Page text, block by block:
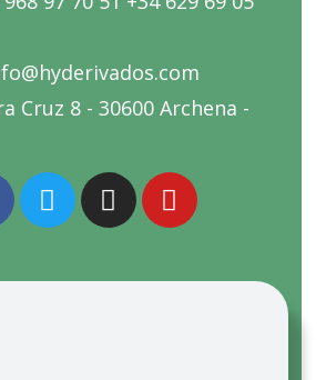
Cruz 8 - 30600 Archena -